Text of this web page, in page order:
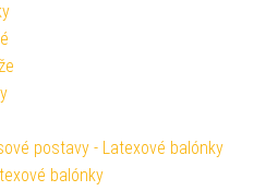
postavy - Latexové balónky
balónky